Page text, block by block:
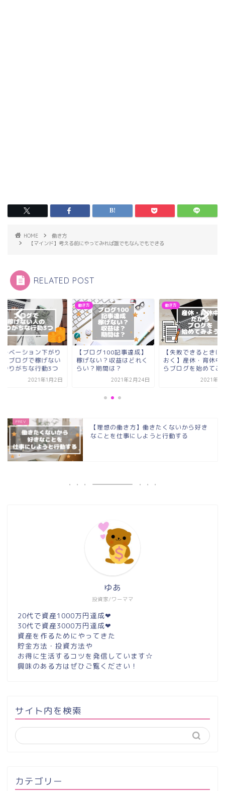
HOME
働き方
【マインド】考える前にやってみれば誰でもなんでもできる
RELATED POST
チベーション下がり
】ブログで稼げない
やりがちな行動3つ
2021年1月2日
働き方
【ブログ100記事達成】
稼げない？収益はどれく
らい？期間は？
2021年2月24日
働き方
【失敗できるときに
おく】産休・育休中
らブログを始めてみ
2021年1
【理想の働き方】働きたくないから好き
なことを仕事にしようと行動する
投資家/ワーママ
ゆあ
20代で資産1000万円達成❤︎
30代で資産3000万円達成❤︎
資産を作るためにやってきた
貯金方法・投資方法や
お得に生活するコツを発信しています☆
興味のある方はぜひご覧ください！
サイト内を検索
カテゴリー